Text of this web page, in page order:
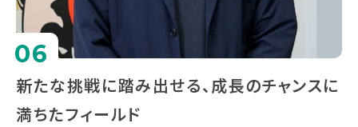
06
新たな挑戦に踏み出せる、成長のチャンスに
満ちたフィールド